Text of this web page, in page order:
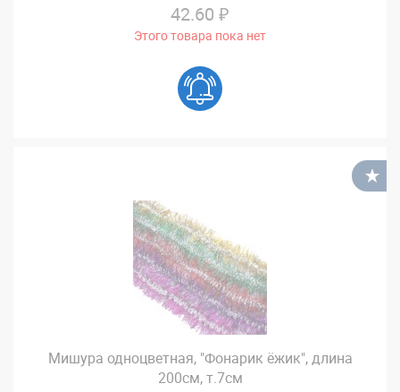
42.60 ₽
Этого товара пока нет
Мишура одноцветная, "Фонарик ёжик", длина
200см, т.7см